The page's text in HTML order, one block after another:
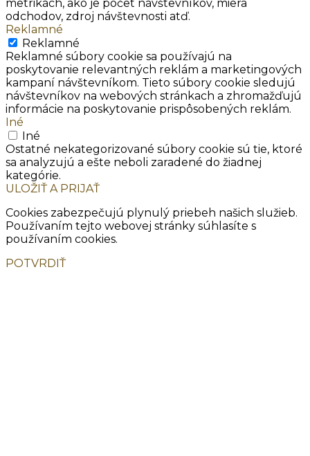
metrikách, ako je počet návštevníkov, miera
odchodov, zdroj návštevnosti atď.
Reklamné
Reklamné
Reklamné súbory cookie sa používajú na
poskytovanie relevantných reklám a marketingových
kampaní návštevníkom. Tieto súbory cookie sledujú
návštevníkov na webových stránkach a zhromažďujú
informácie na poskytovanie prispôsobených reklám.
Iné
Iné
Ostatné nekategorizované súbory cookie sú tie, ktoré
sa analyzujú a ešte neboli zaradené do žiadnej
kategórie.
ULOŽIŤ A PRIJAŤ
Cookies zabezpečujú plynulý priebeh našich služieb.
Používaním tejto webovej stránky súhlasíte s
používaním cookies.
POTVRDIŤ